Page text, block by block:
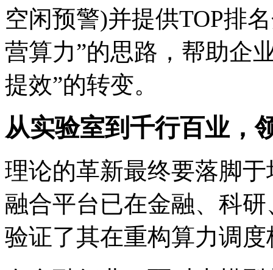
空闲预警)并提供TOP排
营算力”的思路，帮助企
提效”的转变。
从实验室到千行百业，
理论的革新最终要落脚
融合平台已在金融、科
验证了其在重构算力调